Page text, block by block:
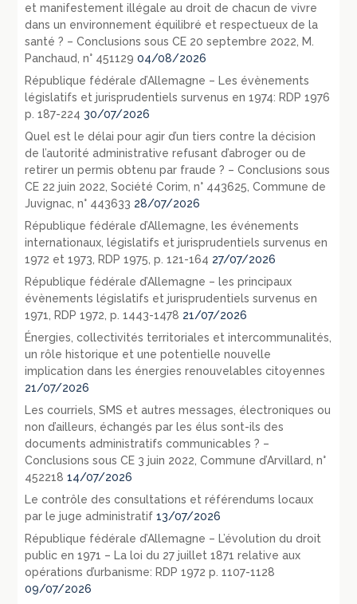
et manifestement illégale au droit de chacun de vivre
dans un environnement équilibré et respectueux de la
santé ? – Conclusions sous CE 20 septembre 2022, M.
Panchaud, n° 451129 04/08/2026
République fédérale d’Allemagne – Les évènements
législatifs et jurisprudentiels survenus en 1974: RDP 1976
p. 187-224 30/07/2026
Quel est le délai pour agir d’un tiers contre la décision
de l’autorité administrative refusant d’abroger ou de
retirer un permis obtenu par fraude ? – Conclusions sous
CE 22 juin 2022, Société Corim, n° 443625, Commune de
Juvignac, n° 443633 28/07/2026
République fédérale d’Allemagne, les événements
internationaux, législatifs et jurisprudentiels survenus en
1972 et 1973, RDP 1975, p. 121-164 27/07/2026
République fédérale d’Allemagne – les principaux
évènements législatifs et jurisprudentiels survenus en
1971, RDP 1972, p. 1443-1478 21/07/2026
Énergies, collectivités territoriales et intercommunalités,
un rôle historique et une potentielle nouvelle
implication dans les énergies renouvelables citoyennes
21/07/2026
Les courriels, SMS et autres messages, électroniques ou
non d’ailleurs, échangés par les élus sont-ils des
documents administratifs communicables ? –
Conclusions sous CE 3 juin 2022, Commune d’Arvillard, n°
452218 14/07/2026
Le contrôle des consultations et référendums locaux
par le juge administratif 13/07/2026
République fédérale d’Allemagne – L’évolution du droit
public en 1971 – La loi du 27 juillet 1871 relative aux
opérations d’urbanisme: RDP 1972 p. 1107-1128
09/07/2026